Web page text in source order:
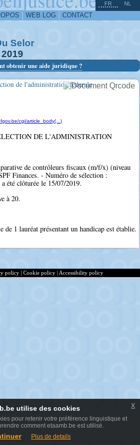
WEB LOG CONTACT
FR NL
Selor
2019
obtenir une aide juridique ?
de l'administration federale
cgi/article_body(...)
DE L'ADMINISTRATION
de contrôleurs fiscaux (m/f/x) (niveau
Finances. - Numéro de sélection :
été clôturée le 15/07/2019.
à 20.
de 1 lauréat présentant un handicap est établie.
^
policy Cookie policy Accessibility policy
utilise des cookies
pour retenir votre préférence linguistique et
comment etaamb.be est utilisé.
Plus de details
x